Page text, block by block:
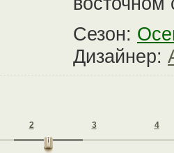
Сезон:
Дизайнер:
2 3 4